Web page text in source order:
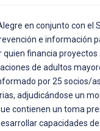
en conjunto con el
e información
quien financia
de adultos
por 25 socios/
adjudicándose un
contienen un toma
capacidades